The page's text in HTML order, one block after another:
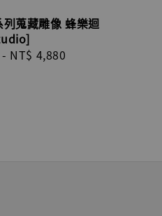
蒐藏雕像 蜂樂迴
- NT$ 4,880